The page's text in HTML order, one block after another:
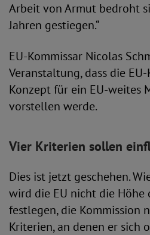
Arbeit von Armut bedroht
Jahren gestiegen.“
EU-Kommissar Nicolas
Veranstaltung, dass die
Konzept für ein EU-weites
vorstellen werde.
Vier Kriterien sollen
Dies ist jetzt geschehen.
wird die EU nicht die Höhe
festlegen, die Kommission
Kriterien, an denen er sich